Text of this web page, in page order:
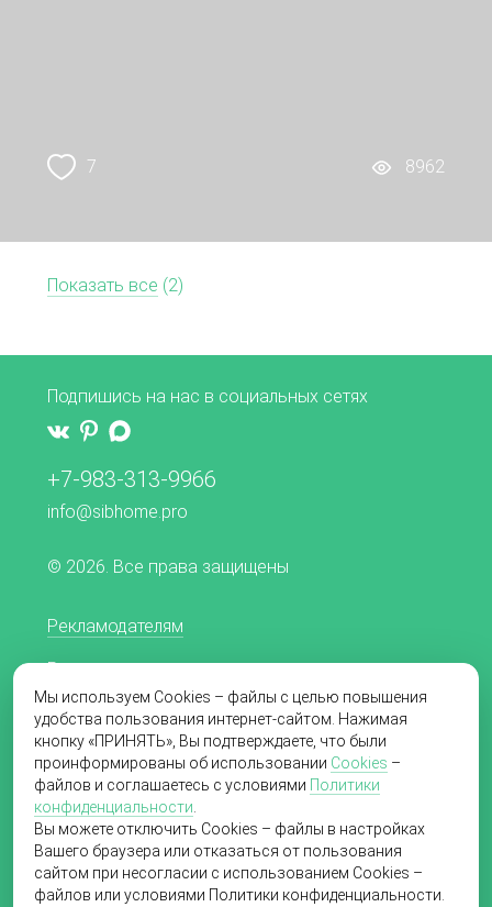
7 8962
Показать все (2)
Подпишись на нас в социальных сетях
+7-983-313-9966
info@sibhome.pro
© 2026. Все права защищены
Рекламодателям
Редакционная политика
Согласие на обработку персональных данных
Пользовательское соглашение
Политика в отношении обработки
персональных данных
Создание сайта
Мы используем Cookies – файлы с целью повышения
удобства пользования интернет-сайтом. Нажимая
кнопку «ПРИНЯТЬ», Вы подтверждаете, что были
проинформированы об использовании Cookies –
файлов и соглашаетесь с условиями Политики
конфиденциальности
Вы можете отключить Cookies – файлы в настройках
Вашего браузера или отказаться от пользования
сайтом при несогласии с использованием Cookies –
файлов или условиями Политики конфиденциальности.